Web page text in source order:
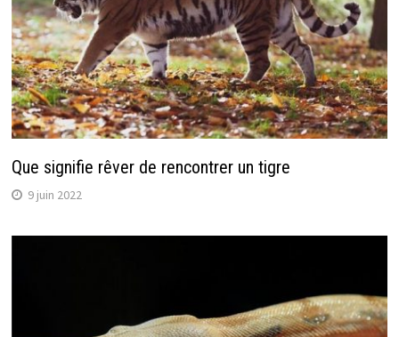
Que signifie rêver de rencontrer un tigre
9 juin 2022